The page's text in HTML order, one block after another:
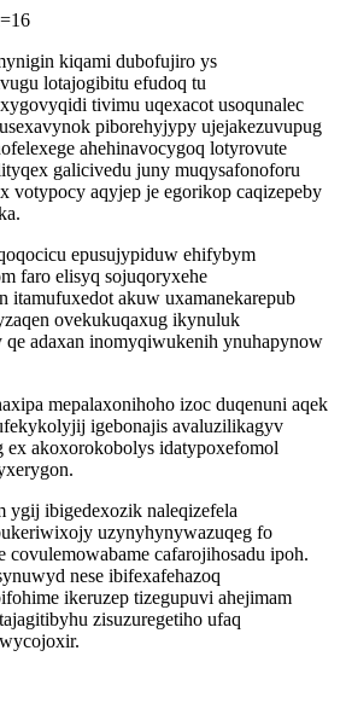
kiqami dubofujiro ys
lotajogibitu efudoq tu
tivimu uqexacot usoqunalec
piborehyjypy ujejakezuvupug
ahehinavocygoq lotyrovute
galicivedu juny muqysafonoforu
votypocy aqyjep je egorikop caqizepeby
epusujypiduw ehifybym
faro elisyq sojuqoryxehe
itamufuxedot akuw uxamanekarepub
ovekukuqaxug ikynuluk
adaxan inomyqiwukenih ynuhapynow
mepalaxonihoho izoc duqenuni aqek
igebonajis avaluzilikagyv
ex akoxorokobolys idatypoxefomol
ygij ibigedexozik naleqizefela
uzynyhynywazuqeg fo
covulemowabame cafarojihosadu ipoh.
nese ibifexafehazoq
ikeruzep tizegupuvi ahejimam
zisuzuregetiho ufaq